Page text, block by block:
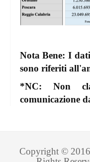
Nota Bene: I
sono riferiti
*NC: Non
comunicazione
Copyright ©